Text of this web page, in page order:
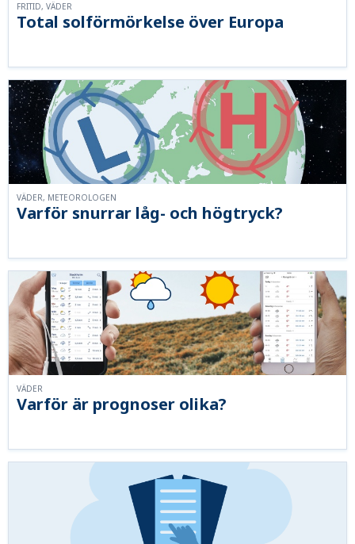
Total solförmörkelse över Europa
FRITID, VÄDER
Varför snurrar låg- och högtryck?
VÄDER, METEOROLOGEN
Varför är prognoser olika?
VÄDER